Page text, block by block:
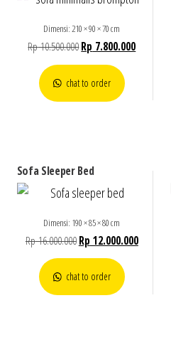
Dimensi: 210 × 90 × 70 cm
Rp10.500.000Rp 7.800.000
chat to order
Sofa Sleeper Bed
Dimensi: 190 × 85 × 80 cm
Rp16.000.000Rp 12.000.000
chat to order